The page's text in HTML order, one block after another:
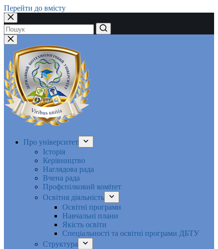
Перейти до вмісту
Немає
результатів
Про університет
Історія
Керівництво
Наглядова рада
Вчена рада
Профспілковий комітет
Освітня діяльність
Освітні програми
Навчальні плани
Якість освіти
Спеціальності та освітні програми ДБТУ
Структура